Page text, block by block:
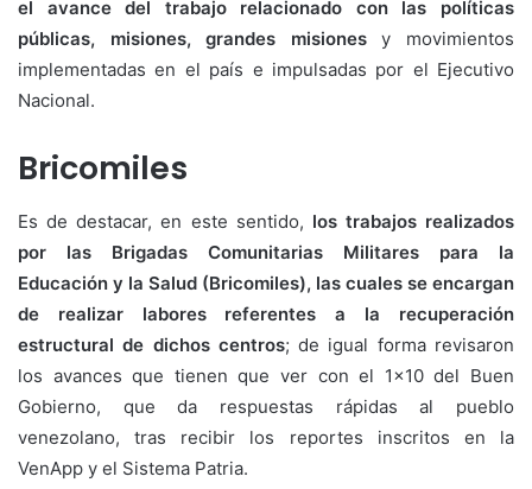
el avance del trabajo relacionado con las políticas
públicas, misiones, grandes misionesy movimientos
implementadas en el país e impulsadas por el Ejecutivo
Nacional.
Bricomiles
Es de destacar, en este sentido, los trabajos realizados
por las Brigadas Comunitarias Militares para la
Educación y la Salud (Bricomiles), las cuales se encargan
de realizar labores referentes a la recuperación
estructural de dichos centros; de igual forma revisaron
los avances que tienen que ver con el 1×10 del Buen
Gobierno, que da respuestas rápidas al pueblo
venezolano, tras recibir los reportes inscritos en la
VenApp y el Sistema Patria.